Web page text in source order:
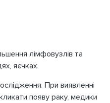
лімфовузлів та
яєчках.
При виявленні
появу раку, медики